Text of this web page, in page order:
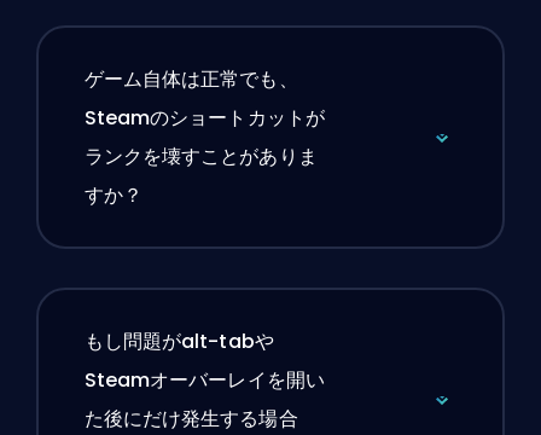
ゲーム自体は正常でも、
Steamのショートカットが
ランクを壊すことがありま
すか？
もし問題がalt-tabや
Steamオーバーレイを開い
た後にだけ発生する場合